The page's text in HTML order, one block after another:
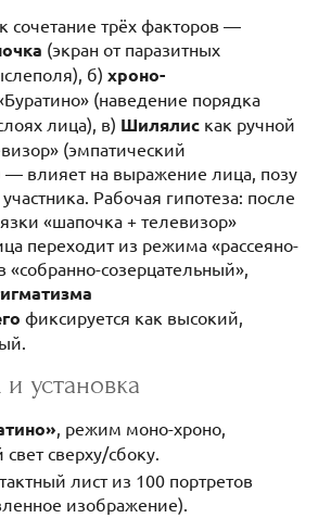
сочетание трёх факторов —
(экран от паразитных
б) хроно-
(наведение порядка
лица), в) Шилялис как ручной
(эмпатический
— влияет на выражение лица, позу
Рабочая гипотеза: после
«шапочка + телевизор»
переходит из режима «рассеяно-
«собранно-созерцательный»,
фиксируется как высокий,
установка
, режим моно-хроно,
сверху/сбоку.
лист из 100 портретов
изображение).